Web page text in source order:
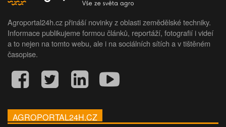
Agroportal24h.cz přináší novinky z oblasti zemědělské techniky.
Informace publikujeme formou článků, reportáží, fotografií i videí
a to nejen na tomto webu, ale i na sociálních sítích a v tištěném
časopise.
AGROPORTAL24H.CZ